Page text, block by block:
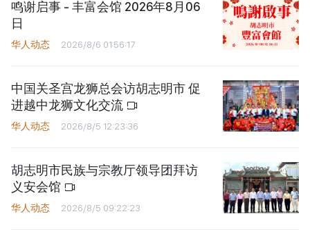
鸣谢启事 - 丰富会馆 2026年8月06
日
华人动态 2026/8/6 01:56:17
中国关圣宫龙狮总会访胡志明市 促
进越中龙狮文化交流
华人动态 2026/8/5 12:23:36
胡志明市民族与宗教厅领导团拜访
义安会馆
华人动态 2026/8/5 09:22:23